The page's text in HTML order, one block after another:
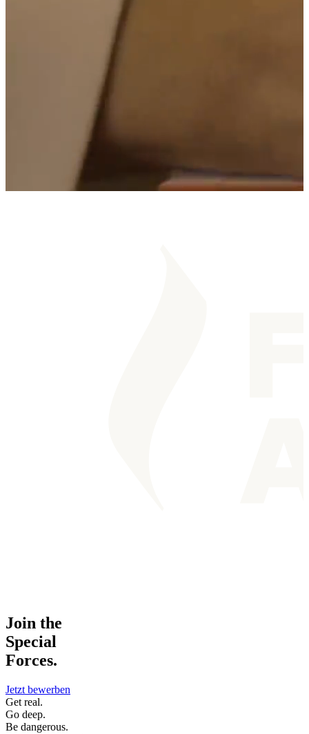
Join the
Special
Forces.
Jetzt bewerben
Get real.
Go deep.
Be dangerous.